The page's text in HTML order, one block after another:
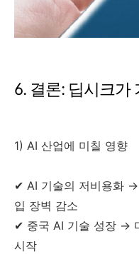
6. 결론: 딥시크가
1) AI 산업에 미칠 영향
✔ AI 기술의 저비용화
입 장벽 감소
✔ 중국 AI 기술 성장 →
시작